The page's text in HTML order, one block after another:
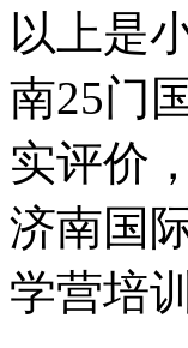
以上是
南25门
实评价
济南国
学营培